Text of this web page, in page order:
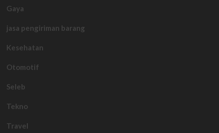
Gaya
jasa pengiriman barang
Kesehatan
Otomotif
Seleb
Tekno
Travel